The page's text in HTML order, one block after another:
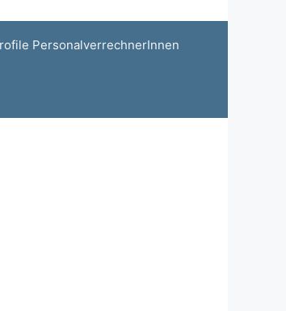
PersonalverrechnerInnen